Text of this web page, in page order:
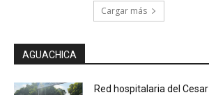
Cargar más
AGUACHICA
Red hospitalaria del